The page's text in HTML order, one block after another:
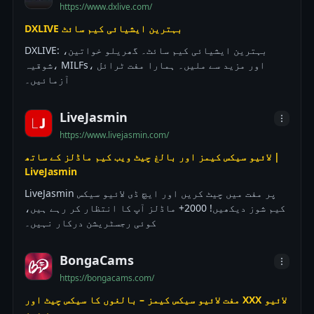
خوابوں کا ساتھی ضرور ملے گا۔ اسکرپٹس، فلٹرز یا بوٹس
کے بغیر حقیقی لائیو سیکس اور سیکس لائیو شوز کا تجربہ
دیں، انٹریکٹو کھلونوں پر کنٹرول حاصل کریں، یا لمحہ
بانٹنے کے لیے پرائیویٹ ہو جائیں۔ یہ بالغ تفریح
حقیقی توجہ اور انسانی رابطے پر مبنی ہے — جہاں آپ صرف
https://www.dxlive.com/
DXLIVE بہترین ایشیائی کیم سائٹ
DXLIVE: بہترین ایشیائی کیم سائٹ۔ گھریلو خواتین،
شوقیہ، MILFs، اور مزید سے ملیں۔ ہمارا مفت ٹرائل
آزمائیں۔
LiveJasmin
https://www.livejasmin.com/
لائیو سیکس کیمز اور بالغ چیٹ ویب کیم ماڈلز کے ساتھ |
LiveJasmin
LiveJasmin پر مفت میں چیٹ کریں اور ایچ ڈی لائیو سیکس
کیم شوز دیکھیں! 2000+ ماڈلز آپ کا انتظار کر رہے ہیں،
کوئی رجسٹریشن درکار نہیں۔
BongaCams
https://bongacams.com/
مفت لائیو سیکس کیمز – بالغوں کا سیکس چیٹ اور XXX لائیو